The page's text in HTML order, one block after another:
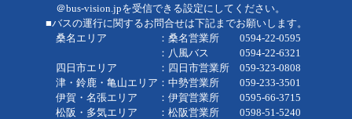
＠bus-vision.jpを受信できる設定にしてください。
■バスの運行に関するお問合せは下記までお願いします。
桑名エリア ：桑名営業所 0594-22-0595
：八風バス 0594-22-6321
四日市エリア ：四日市営業所 059-323-0808
津・鈴鹿・亀山エリア：中勢営業所 059-233-3501
伊賀・名張エリア ：伊賀営業所 0595-66-3715
松阪・多気エリア ：松阪営業所 0598-51-5240